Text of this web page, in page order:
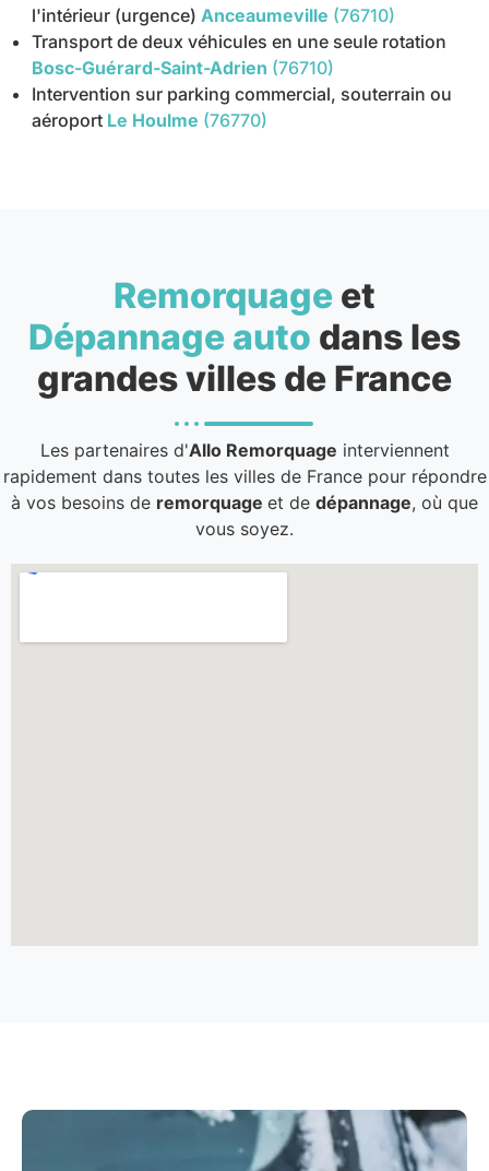
l'intérieur (urgence) Anceaumeville (76710)
Transport de deux véhicules en une seule rotation
Bosc-Guérard-Saint-Adrien (76710)
Intervention sur parking commercial, souterrain ou
aéroport Le Houlme (76770)
Remorquage et
Dépannage auto dans les
grandes villes de France
Les partenaires d'Allo Remorquage interviennent
rapidement dans toutes les villes de France pour répondre
à vos besoins de remorquage et de dépannage, où que
vous soyez.